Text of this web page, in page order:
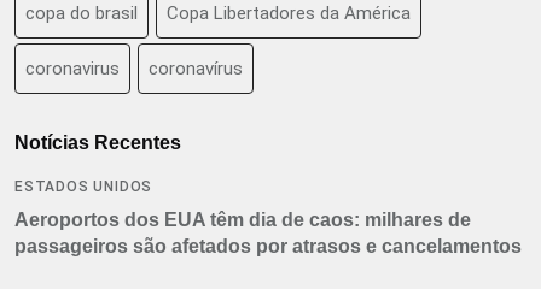
copa do brasil Copa Libertadores da América
coronavirus coronavírus
Notícias Recentes
ESTADOS UNIDOS
Aeroportos dos EUA têm dia de caos: milhares de
passageiros são afetados por atrasos e cancelamentos